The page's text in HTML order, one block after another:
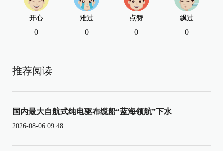
开心
0
难过
0
点赞
0
飘过
0
推荐阅读
国内最大自航式纯电驱布缆船“蓝海领航”下水
2026-08-06 09:48